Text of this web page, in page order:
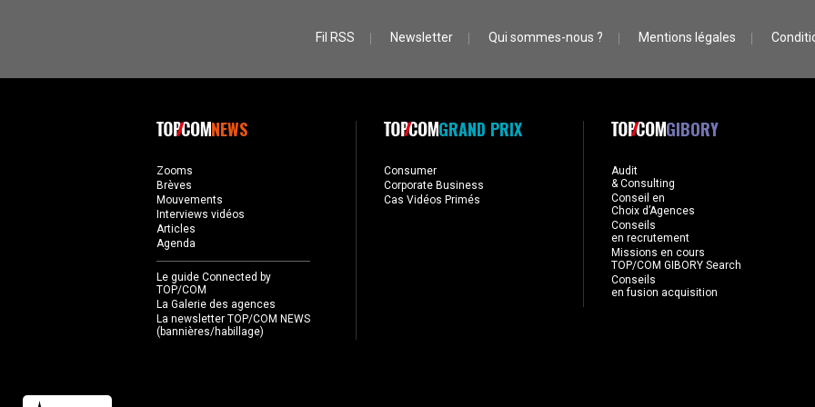
Fil RSS Newsletter Qui sommes-nous ? Mentions légales
NEWS
Zooms
Brèves
Mouvements
Interviews vidéos
Articles
Agenda
Le guide Connected by
TOP/COM
La Galerie des agences
La newsletter TOP/COM NEWS
(bannières/habillage)
GRAND PRIX
Consumer
Corporate Business
Cas Vidéos Primés
GIBORY
Audit
& Consulting
Conseil en
Choix d’Agences
Conseils
en recrutement
Missions en cours
TOP/COM GIBORY Search
Conseils
en fusion acquisition